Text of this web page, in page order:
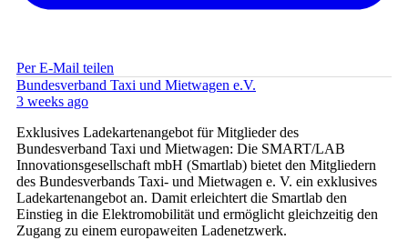
Per E-Mail teilen
Bundesverband Taxi und Mietwagen e.V.
3 weeks ago
Exklusives Ladekartenangebot für Mitglieder des
Bundesverband Taxi und Mietwagen: Die SMART/LAB
Innovationsgesellschaft mbH (Smartlab) bietet den Mitgliedern
des Bundesverbands Taxi- und Mietwagen e. V. ein exklusives
Ladekartenangebot an. Damit erleichtert die Smartlab den
Einstieg in die Elektromobilität und ermöglicht gleichzeitig den
Zugang zu einem europaweiten Ladenetzwerk.